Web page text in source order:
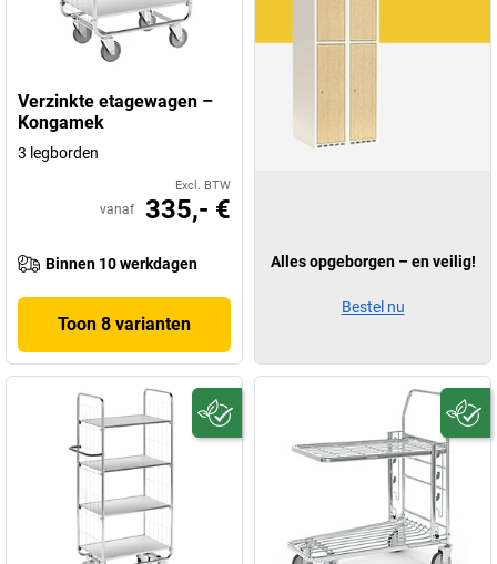
Verzinkte etagewagen –
Kongamek
3 legborden
Excl. BTW
vanaf 335,- €
Binnen 10 werkdagen
Toon 8 varianten
Alles opgeborgen – en veilig!
Bestel nu